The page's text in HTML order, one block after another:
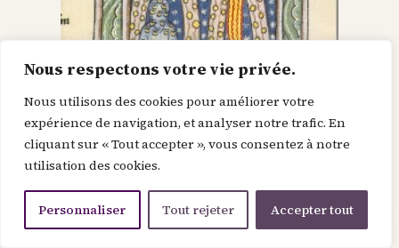
Nous respectons votre vie privée.
Nous utilisons des cookies pour améliorer votre
expérience de navigation, et analyser notre trafic. En
cliquant sur « Tout accepter », vous consentez à notre
utilisation des cookies.
Personnaliser Tout rejeter Accepter tout
Dieu dans le Christ,
recherche l’homme et
le renouvelle